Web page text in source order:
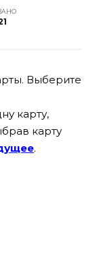
Выберите
карту,
карту
.